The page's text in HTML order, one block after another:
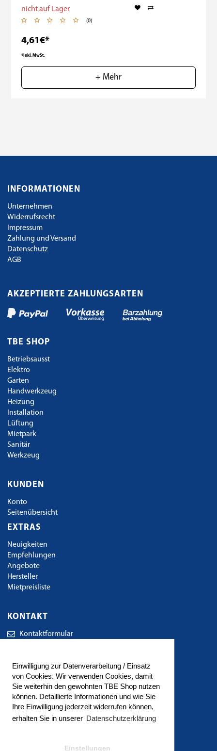
Einwilligung zur Datenverarbeitung / Einsatz
von Cookies. Wir verwenden Cookies, damit
Sie weiterhin den gewohnten TBE Shop nutzen
können. Detaillierte Informationen und wie Sie
Ihre Einwilligung jederzeit widerrufen können,
erhalten Sie in unserer Datenschutzerklärung
Einstellungen
nicht auf Lager
(0)
4,61€*
*Inkl. MwSt.
+ Mehr
INFORMATIONEN
Unternehmen
Widerrufsrecht
Impressum
Zahlung und Versand
Datenschutz
AGB
AKZEPTIERTE ZAHLUNGSARTEN
TBE SHOP
Betriebsausst
Elektro
Garten
Handwerkzeug
Heizung
Installation
Lüftung
Mietpark
Sanitär
Werkzeug
KUNDEN
Konto
Seitenübersicht
EXTRAS
Neuigkeiten
Empfehlungen
Angebote
Hersteller
Mietpreisliste
KONTAKT
Kontaktformular
Wirkerstrasse 38
72461 Albstadt
Tel.: 07432/ 941 49 80
Fax: 07432/ 941 49 81